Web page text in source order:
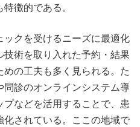
徴的である。
クを受けるニーズに最適化
技術を取り入れた予約・結果
の工夫も多く見られる。た
診のオンラインシステム導
などを活用することで、患
されている。ここの地域で